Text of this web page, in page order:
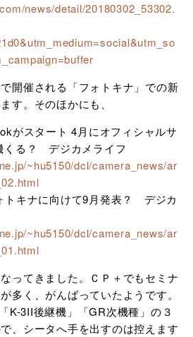
news/detail/20180302_53302.
開催される「フォトキナ」での新
す。そのほかにも、
がスタート 4月にオフィシャルサ
くる？ デジカメライフ
~hu5150/dcl/camera_news/ar
トキナに向けて9月発表？ デジカ
~hu5150/dcl/camera_news/ar
ってきました。ＣＰ＋でもセミナ
多く、がんばっていたようです。
K-3II後継機」「GR次機種」の３
、シータへ手を出すのは控えます